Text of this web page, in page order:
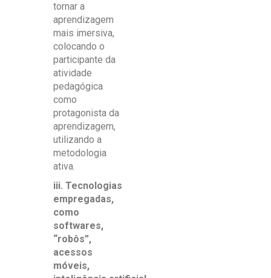
tornar a
aprendizagem
mais imersiva,
colocando o
participante da
atividade
pedagógica
como
protagonista da
aprendizagem,
utilizando a
metodologia
ativa.
iii. Tecnologias
empregadas,
como
softwares,
“robôs”,
acessos
móveis,